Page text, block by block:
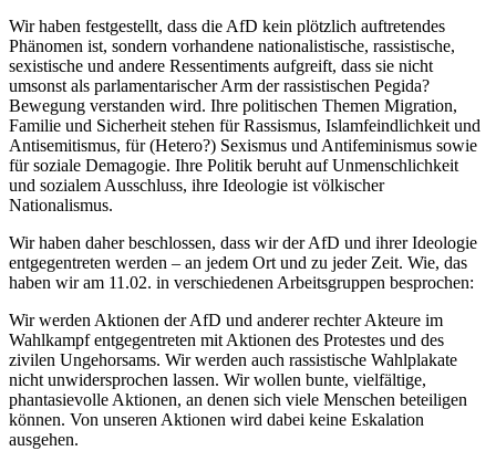
Wir haben festgestellt, dass die AfD kein plötzlich auftretendes
Phänomen ist, sondern vorhandene nationalistische, rassistische,
sexistische und andere Ressentiments aufgreift, dass sie nicht
umsonst als parlamentarischer Arm der rassistischen Pegida?
Bewegung verstanden wird. Ihre politischen Themen Migration,
Familie und Sicherheit stehen für Rassismus, Islamfeindlichkeit und
Antisemitismus, für (Hetero?) Sexismus und Antifeminismus sowie
für soziale Demagogie. Ihre Politik beruht auf Unmenschlichkeit
und sozialem Ausschluss, ihre Ideologie ist völkischer
Nationalismus.
Wir haben daher beschlossen, dass wir der AfD und ihrer Ideologie
entgegentreten werden – an jedem Ort und zu jeder Zeit. Wie, das
haben wir am 11.02. in verschiedenen Arbeitsgruppen besprochen:
Wir werden Aktionen der AfD und anderer rechter Akteure im
Wahlkampf entgegentreten mit Aktionen des Protestes und des
zivilen Ungehorsams. Wir werden auch rassistische Wahlplakate
nicht unwidersprochen lassen. Wir wollen bunte, vielfältige,
phantasievolle Aktionen, an denen sich viele Menschen beteiligen
können. Von unseren Aktionen wird dabei keine Eskalation
ausgehen.